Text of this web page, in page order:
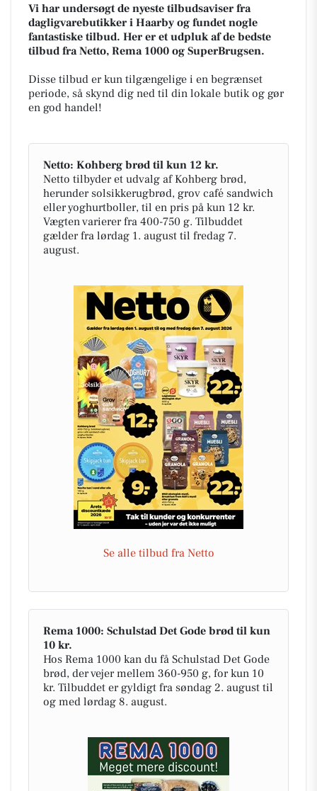
Vi har undersøgt de nyeste tilbudsaviser fra
dagligvarebutikker i Haarby og fundet nogle
fantastiske tilbud. Her er et udpluk af de bedste
tilbud fra Netto, Rema 1000 og SuperBrugsen.
Disse tilbud er kun tilgængelige i en begrænset
periode, så skynd dig ned til din lokale butik og gør
en god handel!
Netto: Kohberg brød til kun 12 kr.
Netto tilbyder et udvalg af Kohberg brød,
herunder solsikkerugbrød, grov café sandwich
eller yoghurtboller, til en pris på kun 12 kr.
Vægten varierer fra 400-750 g. Tilbuddet
gælder fra lørdag 1. august til fredag 7.
august.
Se alle tilbud fra Netto
Rema 1000: Schulstad Det Gode brød til kun
10 kr.
Hos Rema 1000 kan du få Schulstad Det Gode
brød, der vejer mellem 360-950 g, for kun 10
kr. Tilbuddet er gyldigt fra søndag 2. august til
og med lørdag 8. august.